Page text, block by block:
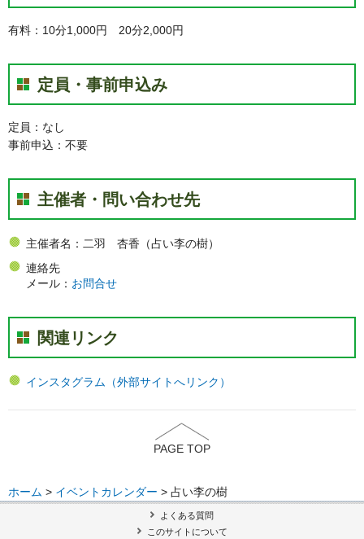
有料：10分1,000円 20分2,000円
定員・事前申込み
定員：なし
事前申込：不要
主催者・問い合わせ先
主催者名：二羽 杏香（占い李の樹）
連絡先
メール： お問合せ
関連リンク
インスタグラム（外部サイトへリンク）
PAGE TOP
ホーム > イベントカレンダー > 占い李の樹
よくある質問
このサイトについて